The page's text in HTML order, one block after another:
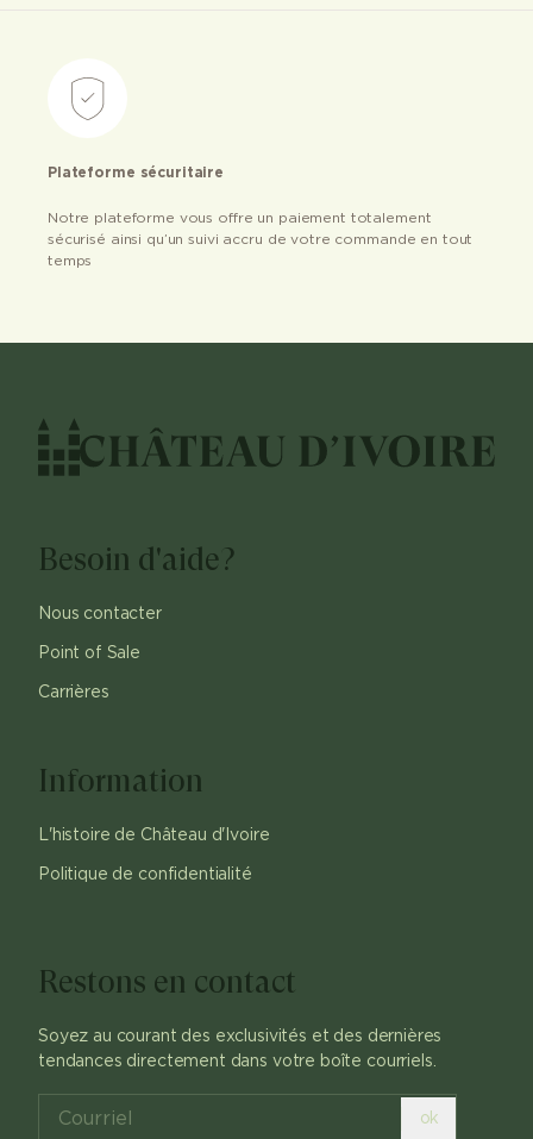
Plateforme sécuritaire
Notre plateforme vous offre un paiement totalement
sécurisé ainsi qu’un suivi accru de votre commande en tout
temps
Besoin d'aide?
Nous contacter
Point of Sale
Carrières
Information
L'histoire de Château d'Ivoire
Politique de confidentialité
Restons en contact
Soyez au courant des exclusivités et des dernières
tendances directement dans votre boîte courriels.
ok